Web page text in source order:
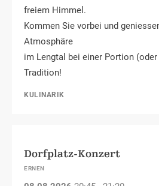
freiem Himmel.
Kommen Sie vorbei und
Atmosphäre
im Lengtal bei einer Portion
Tradition!
KULINARIK
Dorfplatz-Konzert
ERNEN